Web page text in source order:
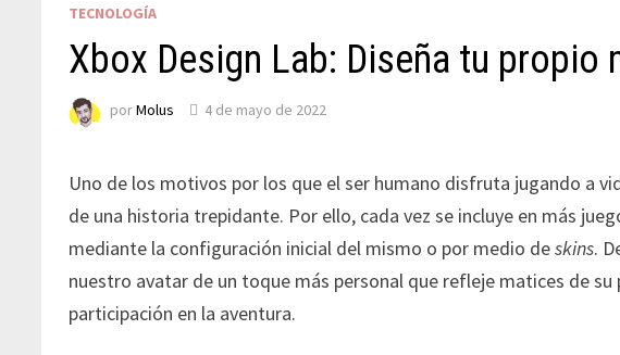
TECNOLOGÍA
Xbox Design Lab: Diseña tu propio
porMolus 4 de mayo de 2022
Uno de los motivos por los que el ser humano disfruta jugando a
de una historia trepidante. Por ello, cada vez se incluye en más
mediante la configuración inicial del mismo o por medio deskins.
nuestro avatar de un toque más personal que refleje matices de
participación en la aventura.